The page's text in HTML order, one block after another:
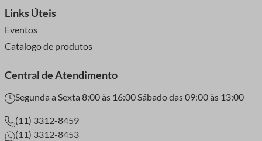
Links Úteis
Eventos
Catalogo de produtos
Central de Atendimento
Segunda a Sexta 8:00 às 16:00 Sábado das 09:00 às 13:00
(11) 3312-8459
(11) 3312-8453